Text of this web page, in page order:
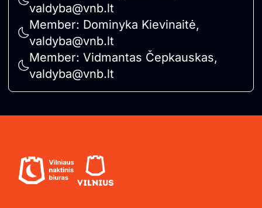
valdyba@vnb.lt
Member: Dominyka Kievinaitė,
valdyba@vnb.lt
Member: Vidmantas Čepkauskas,
valdyba@vnb.lt